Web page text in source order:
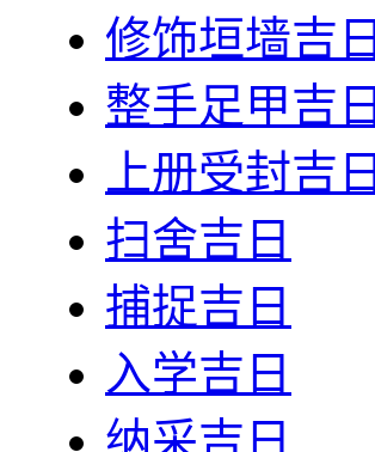
修饰垣墙吉日
整手足甲吉日
上册受封吉日
扫舍吉日
捕捉吉日
入学吉日
纳采吉日